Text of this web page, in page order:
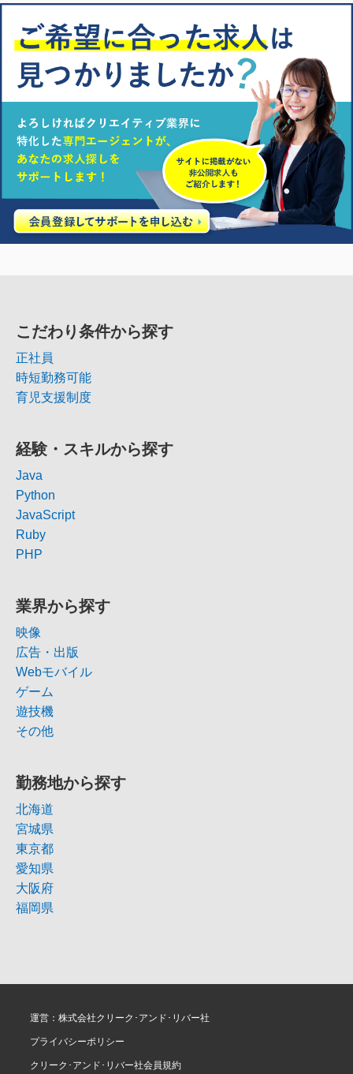
こだわり条件から探す
正社員
時短勤務可能
育児支援制度
経験・スキルから探す
Java
Python
JavaScript
Ruby
PHP
業界から探す
映像
広告・出版
Webモバイル
ゲーム
遊技機
その他
勤務地から探す
北海道
宮城県
東京都
愛知県
大阪府
福岡県
運営：株式会社クリーク･アンド･リバー社
プライバシーポリシー
クリーク･アンド･リバー社会員規約